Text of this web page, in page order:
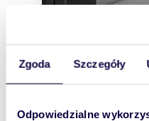
Zgoda Szczegóły
Odpowiedzialne
WYRÓŻNIONE